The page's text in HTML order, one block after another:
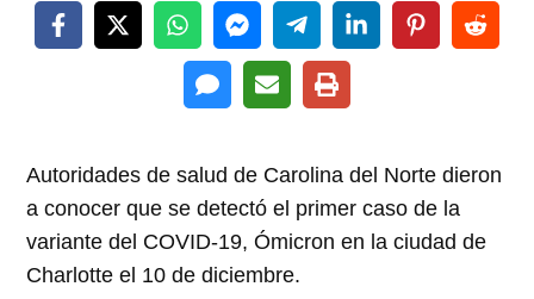
Autoridades de salud de Carolina del Norte dieron
a conocer que se detectó el primer caso de la
variante del COVID-19, Ómicron en la ciudad de
Charlotte el 10 de diciembre.